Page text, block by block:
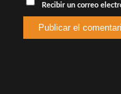
Recibir un correo